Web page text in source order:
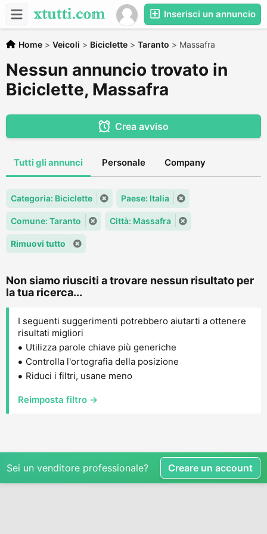
Inserisci un annuncio
Home > Veicoli > Biciclette > Taranto > Massafra
Nessun annuncio trovato in
Biciclette, Massafra
Crea avviso
Tutti gli annunci Personale Company
Categoria: Biciclette Paese: Italia
Comune: Taranto Città: Massafra
Rimuovi tutto
Non siamo riusciti a trovare nessun risultato per
la tua ricerca...
I seguenti suggerimenti potrebbero aiutarti a ottenere
risultati migliori
Utilizza parole chiave più generiche
Controlla l'ortografia della posizione
Riduci i filtri, usane meno
Reimposta filtro →
Sei un venditore professionale? Creare un account